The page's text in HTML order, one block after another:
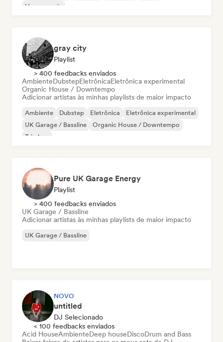
House music
gray city
Playlist
> 400 feedbacks enviados
AmbienteDubstepEletrônicaEletrônica experimental
Organic House / Downtempo
Adicionar artistas às minhas playlists de maior impacto
Ambiente Dubstep Eletrônica
Eletrônica experimental
UK Garage / Bassline
Organic House / Downtempo
Trip hop
Pure UK Garage Energy
Playlist
> 400 feedbacks enviados
UK Garage / Bassline
Adicionar artistas às minhas playlists de maior impacto
UK Garage / Bassline
NOVO
untitled
DJ Selecionado
< 100 feedbacks enviados
Acid HouseAmbienteDeep houseDiscoDrum and Bass